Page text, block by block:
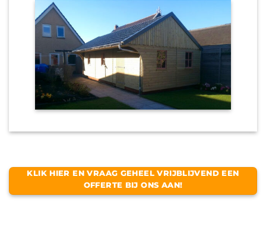
KLIK HIER EN VRAAG GEHEEL VRIJBLIJVEND EEN
OFFERTE BIJ ONS AAN!